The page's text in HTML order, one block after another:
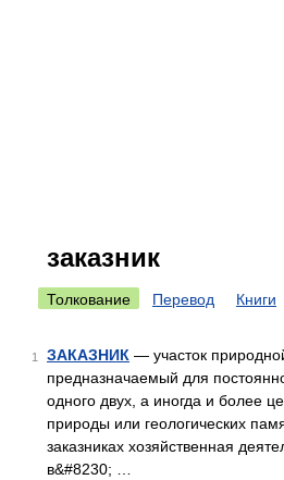
заказник
Толкование Перевод Книги
1 ЗАКАЗНИК — участок
предназначаемый для
одного двух, а иногда и более
природы или геологических
заказниках хозяйственная
в&#8230; …